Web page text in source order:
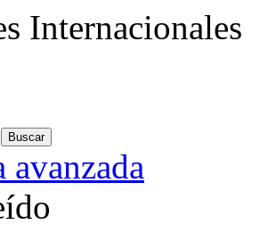
Internacionales
avanzada